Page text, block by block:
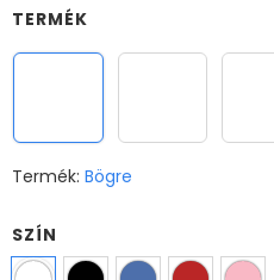
TERMÉK
Termék: Bögre
SZÍN